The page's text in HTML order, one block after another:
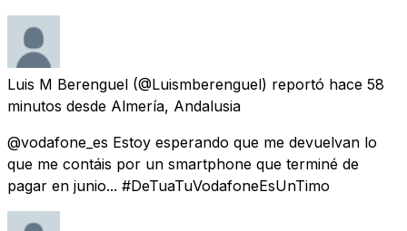
Luis M Berenguel (@Luismberenguel) reportó hace 58
minutos desde Almería, Andalusia
@vodafone_es Estoy esperando que me devuelvan lo
que me contáis por un smartphone que terminé de
pagar en junio... #DeTuaTuVodafoneEsUnTimo